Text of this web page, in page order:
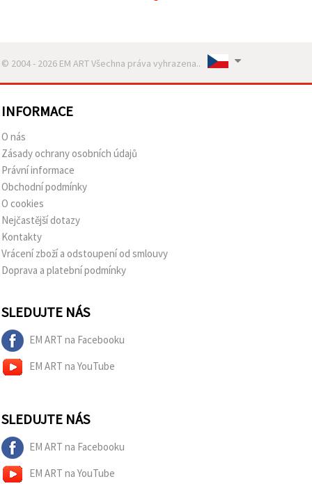
© 2004 - 2026 EM ART Všechna práva vyhrazena..
INFORMACE
O nás
Zásady ochrany osobních údajů
Právní informace
Obchodní podmínky
O cookies
Nejčastější dotazy
Kontakty
Vrácení zboží a odstoupení od smlouvy
Doprava a platební podmínky
SLEDUJTE NÁS
EM ART na Facebooku
EM ART na YouTube
SLEDUJTE NÁS
EM ART na Facebooku
EM ART na YouTube